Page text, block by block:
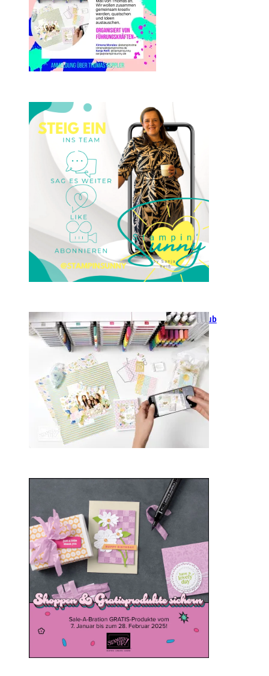
Einsteigen 2025 im Team
Stampin‘ Sunny
23. Januar 2025
GANZ NEU: Scrapbooking Club
2025
21. Januar 2025
Sale-a-bration 2025
20. Januar 2025